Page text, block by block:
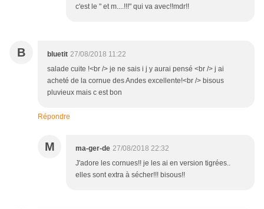
c'est le " et m....!!!" qui va avec!!mdr!!
B bluetit 27/08/2018 11:22
salade cuite !<br /> je ne sais i j y aurai pensé <br /> j ai
acheté de la cornue des Andes excellente!<br /> bisous
pluvieux mais c est bon
Répondre
M ma-ger-de 27/08/2018 22:32
J'adore les cornues!! je les ai en version tigrées..
elles sont extra à sécher!!! bisous!!